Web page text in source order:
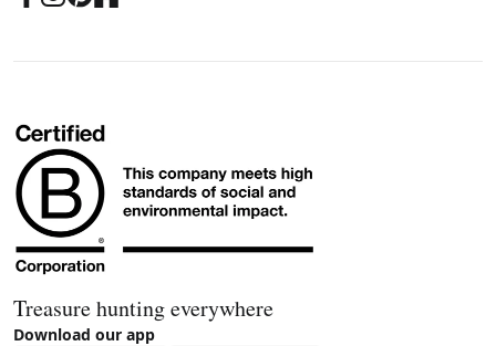
Treasure hunting everywhere
Download our app